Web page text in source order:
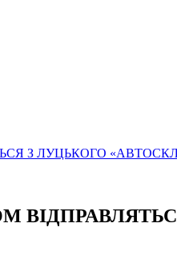
З ЛУЦЬКОГО